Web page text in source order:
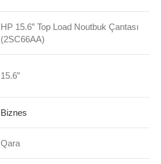
HP 15.6” Top Load Noutbuk Çantası
(2SC66AA)
15.6”
Biznes
Qara